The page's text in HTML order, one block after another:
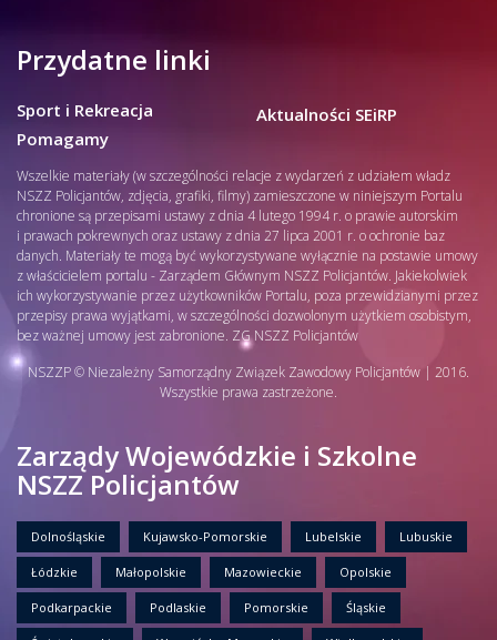
Przydatne linki
Sport i Rekreacja
Pomagamy
Aktualności SEiRP
Wszelkie materiały (w szczególności relacje z wydarzeń z udziałem władz
NSZZ Policjantów, zdjęcia, grafiki, filmy) zamieszczone w niniejszym Portalu
chronione są przepisami ustawy z dnia 4 lutego 1994 r. o prawie autorskim
i prawach pokrewnych oraz ustawy z dnia 27 lipca 2001 r. o ochronie baz
danych. Materiały te mogą być wykorzystywane wyłącznie na postawie umowy
z właścicielem portalu - Zarządem Głównym NSZZ Policjantów. Jakiekolwiek
ich wykorzystywanie przez użytkowników Portalu, poza przewidzianymi przez
przepisy prawa wyjątkami, w szczególności dozwolonym użytkiem osobistym,
bez ważnej umowy jest zabronione. ZG NSZZ Policjantów
NSZZP © Niezależny Samorządny Związek Zawodowy Policjantów | 2016.
Wszystkie prawa zastrzeżone.
Zarządy Wojewódzkie i Szkolne
NSZZ Policjantów
Dolnośląskie Kujawsko-Pomorskie Lubelskie Lubuskie
Łódzkie Małopolskie Mazowieckie Opolskie
Podkarpackie Podlaskie Pomorskie Śląskie